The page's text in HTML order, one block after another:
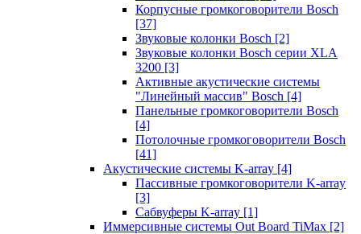
Корпусные громкоговорители Bosch
[37]
Звуковые колонки Bosch [2]
Звуковые колонки Bosch серии XLA
3200 [3]
Активные акустические системы
"Линейный массив" Bosch [4]
Панельные громкоговорители Bosch
[4]
Потолочные громкоговорители Bosch
[41]
Акустические системы K-array [4]
Пассивные громкоговорители K-array
[3]
Сабвуферы K-array [1]
Иммерсивные системы Out Board TiMax [2]